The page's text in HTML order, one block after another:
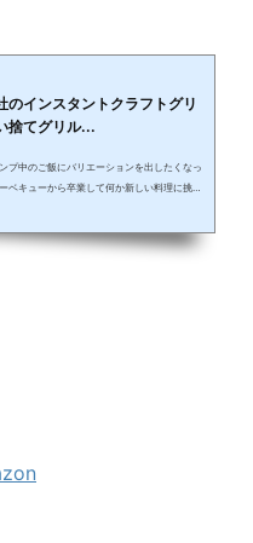
のインスタントクラフトグリ
捨てグリル...
プ中のご飯にバリエーションを出したくなっ
ベキューから卒業して何か新しい料理に挑戦
炭を持って行かなくても良いんじゃないかと